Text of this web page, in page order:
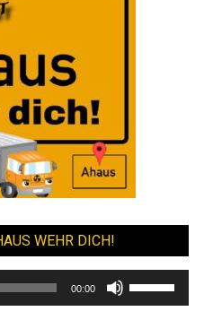
WEHR DICH!
00:00
Hoch/